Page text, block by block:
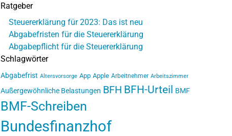
Ratgeber
Steuererklärung für 2023: Das ist neu
Abgabefristen für die Steuererklärung
Abgabepflicht für die Steuererklärung
Schlagwörter
Abgabefrist Altersvorsorge App Apple Arbeitnehmer Arbeitszimmer
Außergewöhnliche Belastungen BFH BFH-Urteil BMF
BMF-Schreiben
Bundesfinanzhof